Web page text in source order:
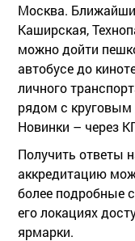
Москва.
Каширская,
можно дойти
автобусе до
личного
рядом с
Новинки – через
Получить ответы
аккредитацию
более подробные
его локациях
ярмарки.